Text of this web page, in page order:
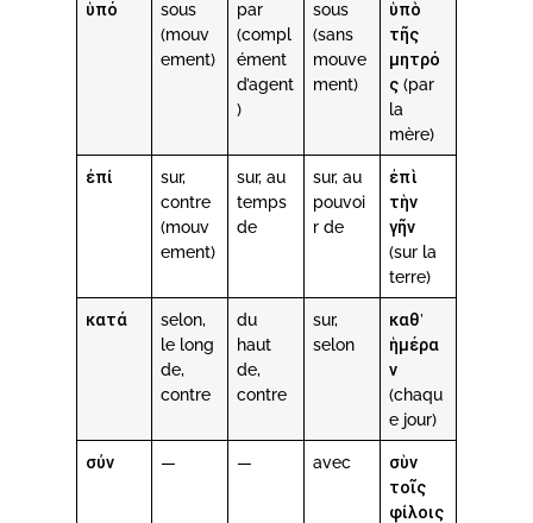
ὑπό
sous
(mouv
ement)
par
(compl
ément
d’agent
)
sous
(sans
mouve
ment)
ὑπὸ
τῆς
μητρό
ς (par
la
mère)
ἐπί
sur,
contre
(mouv
ement)
sur, au
temps
de
sur, au
pouvoi
r de
ἐπὶ
τὴν
γῆν
(sur la
terre)
κατά
selon,
le long
de,
contre
du
haut
de,
contre
sur,
selon
καθ’
ἡμέρα
ν
(chaqu
e jour)
σύν — — avec
σὺν
τοῖς
φίλοις